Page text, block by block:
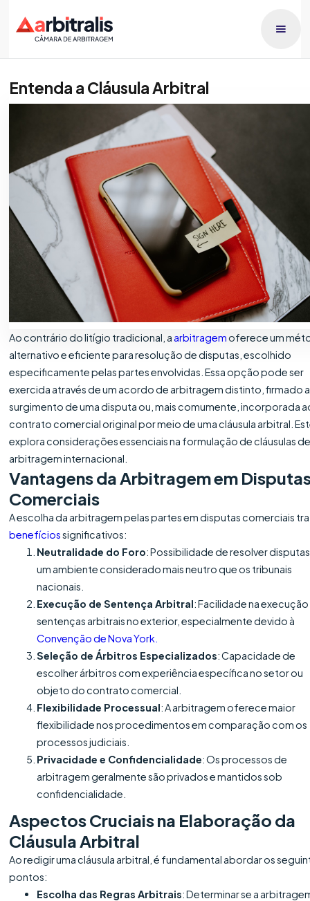
Entenda a Cláusula Arbitral
Publicado dia
1/3/2026
Ao contrário do litígio tradicional, a arbitragemoferece um
alternativo e eficiente para resolução de disputas, escolhido
especificamente pelas partes envolvidas. Essa opção pode ser
exercida através de um acordo de arbitragem distinto, firmado
surgimento de uma disputa ou, mais comumente, incorporada
contrato comercial original por meio de uma cláusula arbitral.
explora considerações essenciais na formulação de cláusulas
arbitragem internacional.
Vantagens da Arbitragem em
Comerciais
A escolha da arbitragem pelas partes em disputas comerciais
benefíciossignificativos:
Neutralidade do Foro: Possibilidade de resolver
um ambiente considerado mais neutro que os tribunais
nacionais.
Execução de Sentença Arbitral: Facilidade na
sentenças arbitrais no exterior, especialmente devido à
Convenção de Nova York.
Seleção de Árbitros Especializados: Capacidade de
escolher árbitros com experiência específica no setor ou
objeto do contrato comercial.
Flexibilidade Processual: A arbitragem oferece maior
flexibilidade nos procedimentos em comparação com os
processos judiciais.
Privacidade e Confidencialidade: Os processos de
arbitragem geralmente são privados e mantidos sob
confidencialidade.
Aspectos Cruciais na Elaboração da
Cláusula Arbitral
Ao redigir uma cláusula arbitral, é fundamental abordar os
pontos:
Escolha das Regras Arbitrais: Determinar se a